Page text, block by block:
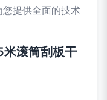
提供全面的技术
滚筒刮板干